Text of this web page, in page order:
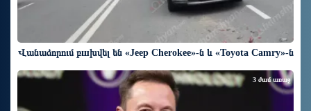
Վանաձորում բшխվել են «Jeep Cherokee»-ն և «Toyota Camry»-ն
3 ժամ առաջ